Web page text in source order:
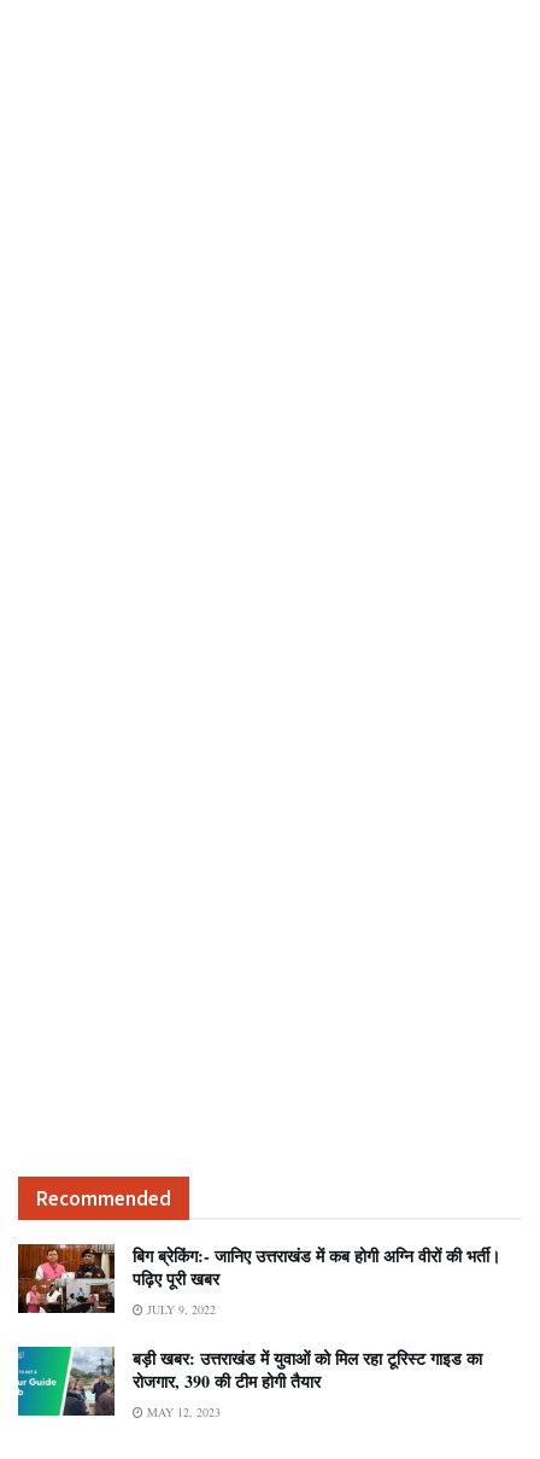
Recommended
बिग ब्रेकिंग:- जानिए उत्तराखंड में कब होगी अग्नि वीरों की भर्ती।
पढ़िए पूरी खबर
JULY 9, 2022
बड़ी खबर: उत्तराखंड में युवाओं को मिल रहा टूरिस्ट गाइड का
रोजगार, 390 की टीम होगी तैयार
MAY 12, 2023